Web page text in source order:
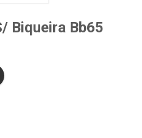
Biqueira Bb65